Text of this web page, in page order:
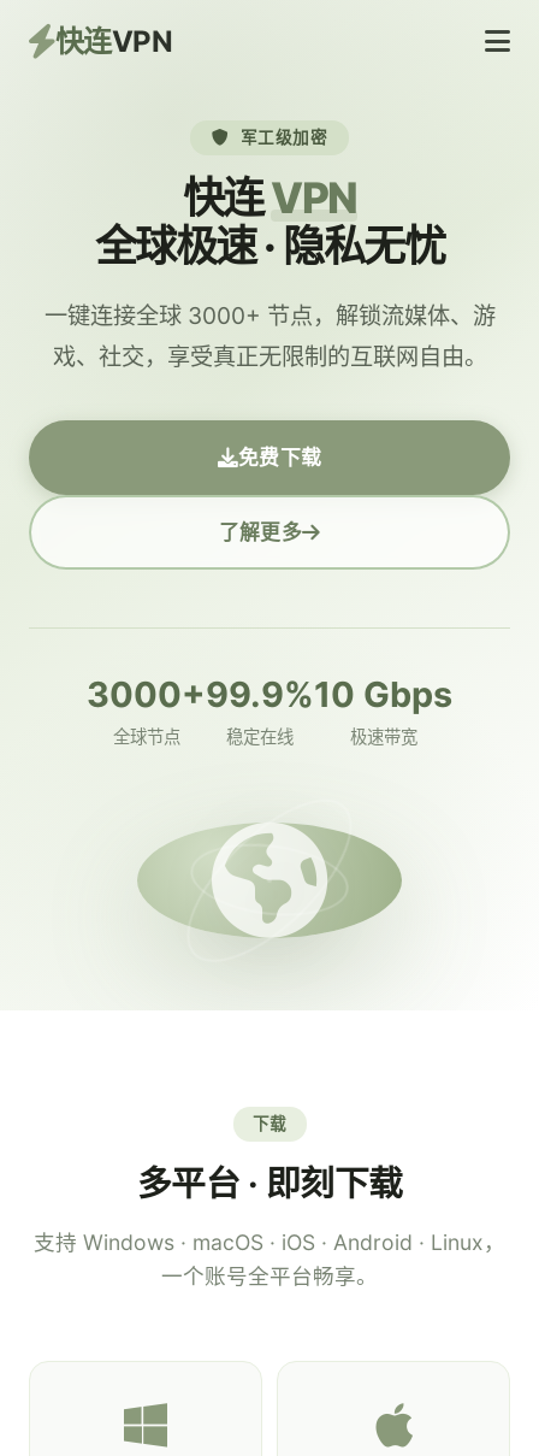
快连VPN
军工级加密
快连VPN
全球极速 · 隐私无忧
一键连接全球 3000+ 节点，解锁流媒体、游
戏、社交，享受真正无限制的互联网自由。
免费下载
了解更多
3000+
全球节点
99.9%
稳定在线
10 Gbps
极速带宽
下载
多平台 · 即刻下载
支持 Windows · macOS · iOS · Android · Linux，
一个账号全平台畅享。